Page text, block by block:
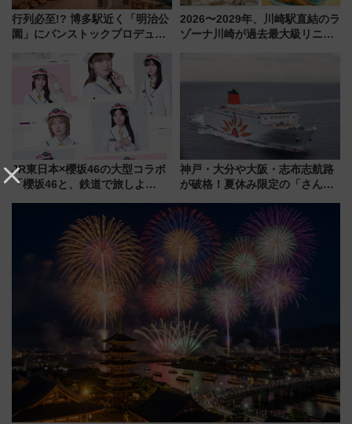
行列必至!? 博多駅近く「明治公
園」にパンストックプロデュー
オープン 秋からはビストロ営業
も！
2026〜2029年、川崎駅直結のラ
ゾーナ川崎が過去最大級リニュ
JR東日本×櫻坂46の大型コラボ
「櫻坂46と、鉄道で旅しよ
潟・長野・庄内へ
神戸・大分や大阪・志布志航路
が破格！夏休み限定の「さんふ
ート 夕朝食ビュッフェ付きで
快適な船旅はいかが？